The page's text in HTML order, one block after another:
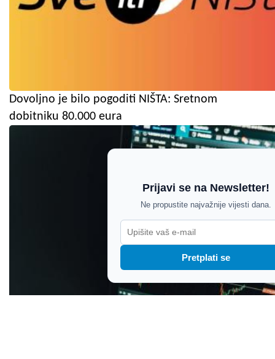
Dovoljno je bilo pogoditi NIŠTA: Sretnom
dobitniku 80.000 eura
Prijavi se na Newsletter!
Ne propustite najvažnije vijesti dana.
Pretplati se